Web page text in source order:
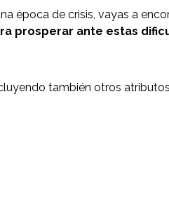
época de crisis, vayas a
prosperar ante estas
también otros